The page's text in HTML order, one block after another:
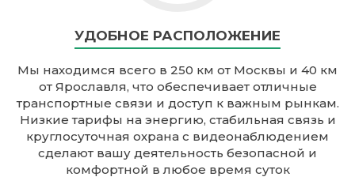
УДОБНОЕ РАСПОЛОЖЕНИЕ
Мы находимся всего в 250 км от Москвы и 40 км
от Ярославля, что обеспечивает отличные
транспортные связи и доступ к важным рынкам.
Низкие тарифы на энергию, стабильная связь и
круглосуточная охрана с видеонаблюдением
сделают вашу деятельность безопасной и
комфортной в любое время суток